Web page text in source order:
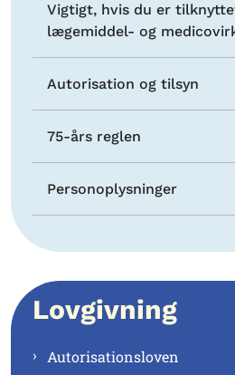
Vigtigt, hvis du er
lægemiddel- og
Autorisation og tilsyn
75-års reglen
Personoplysninger
Lovgivning
Autorisationsloven